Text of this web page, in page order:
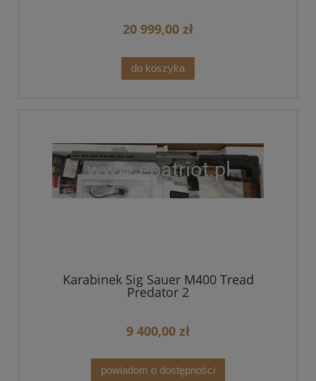
20 999,00 zł
do koszyka
Karabinek Sig Sauer M400 Tread
Predator 2
9 400,00 zł
powiadom o dostępności